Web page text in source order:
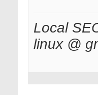
Local
linux @